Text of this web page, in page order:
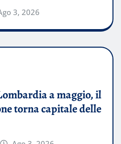
3, 2026
a maggio, il
torna capitale delle